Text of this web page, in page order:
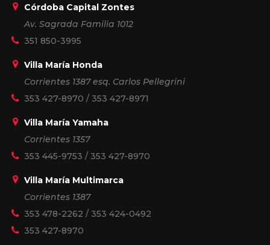
Córdoba Capital Zontes
Av. Sagrada Familia 1012
351 850-3995
Villa María Honda
Corrientes 1387 esq. Carlos Pellegrini
353 427-8970 / 353 427-8971
Villa María Yamaha
Corrientes 1357
353 445-9753 / 353 427-8970
Villa María Multimarca
Corrientes 1387
353 478-2262 / 353 424-0492
353 427-8970